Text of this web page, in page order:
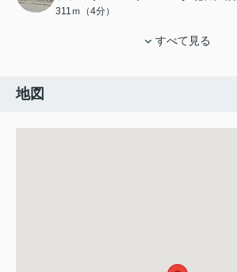
311ｍ（4分）
すべて見る
地図